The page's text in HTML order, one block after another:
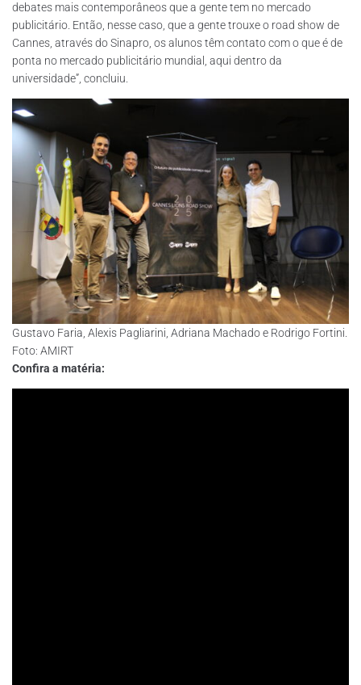
debates mais contemporâneos que a gente tem no mercado
publicitário. Então, nesse caso, que a gente trouxe o road show de
Cannes, através do Sinapro, os alunos têm contato com o que é de
ponta no mercado publicitário mundial, aqui dentro da
universidade”, concluiu.
Gustavo Faria, Alexis Pagliarini, Adriana Machado e Rodrigo Fortini.
Foto: AMIRT
Confira a matéria: